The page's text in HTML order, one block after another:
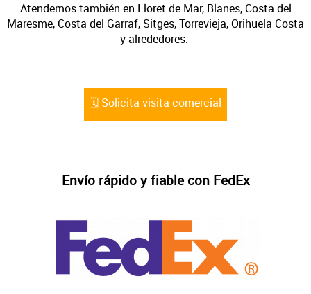
Atendemos también en Lloret de Mar, Blanes, Costa del
Maresme, Costa del Garraf, Sitges, Torrevieja, Orihuela Costa
y alrededores.
🗓️ Solicita visita comercial
Envío rápido y fiable con FedEx